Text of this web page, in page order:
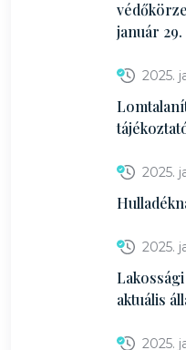
január 29.
2025.
2025.
2025.
aktuális
2025.